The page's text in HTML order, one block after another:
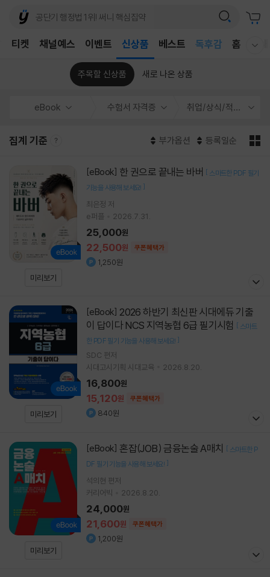
채널예스 이벤트 신상품 베스트
독후감
홈 국
티켓
주목할 신상품 새로 나온 상품
eBook 수험서 자격증 취업/상식/적성검사
집계 기준 부가옵션 등록일순
미리보기
[eBook] 한 권으로 끝내는 바버 [ 스마트한 PDF 필기
기능을 사용해 보세요! ]
최은정 저
e퍼플
2026.7.31.
22,500원 쿠폰혜택가
25,000원
1,250원
미리보기
[eBook]
이 답이다 NCS 지역농협 6급 필기시험 [ 스마트
한 PDF 필기 기능을 사용해 보세요! ]
SDC 편저
시대고시기획 시대교육
2026.8.20.
15,120원 쿠폰혜택가
16,800원
840원
미리보기
[eBook] 혼잡(JOB) 금융논술 A매치 [ 스마트한 P
DF 필기 기능을 사용해 보세요! ]
석의현 편저
커리어빅
2026.8.20.
21,600원 쿠폰혜택가
24,000원
1,200원